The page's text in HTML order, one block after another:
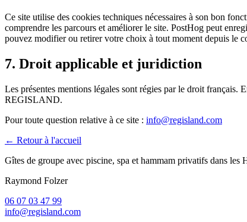
Ce site utilise des cookies techniques nécessaires à son bon
comprendre les parcours et améliorer le site. PostHog peut
pouvez modifier ou retirer votre choix à tout moment depuis le
7. Droit applicable et juridiction
Les présentes mentions légales sont régies par le droit français.
REGISLAND.
Pour toute question relative à ce site : info@regisland.com
← Retour à l'accueil
Gîtes de groupe avec piscine, spa et hammam privatifs dans les
Raymond Folzer
06 07 03 47 99
info@regisland.com